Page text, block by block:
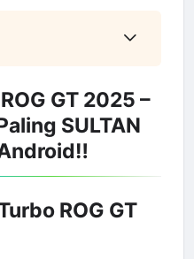
GT 2025 –
SULTAN
ROG GT